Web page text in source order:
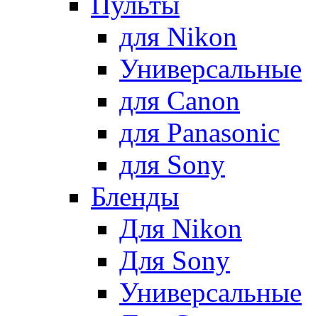
для Nikon
Универсальные
для Canon
для Panasonic
для Sony
Бленды
Для Nikon
Для Sony
Универсальные